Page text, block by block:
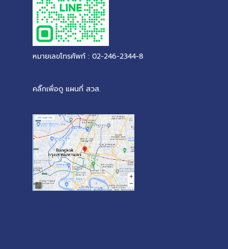
หมายเลขโทรศัพท์ : 02-246-2344-8
คลิ๊กเพื่อดู แผนที่ สวส.